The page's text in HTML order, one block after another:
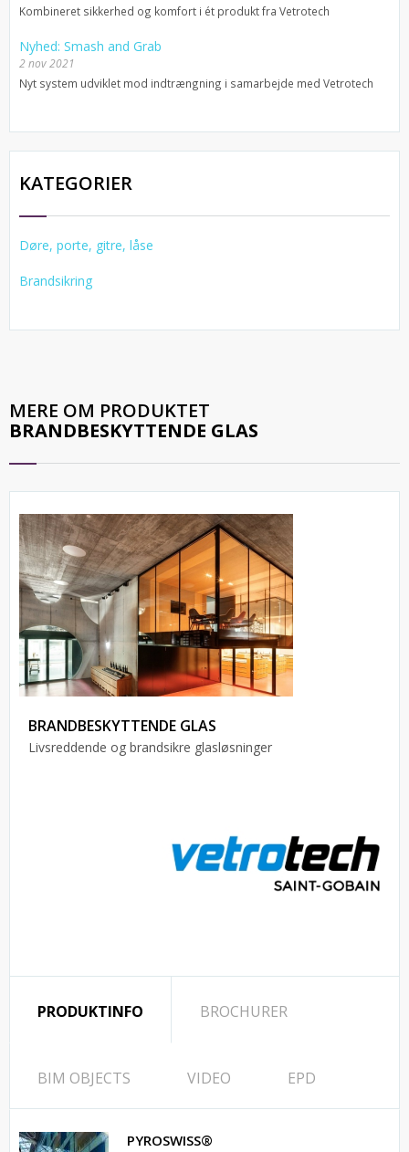
Kombineret sikkerhed og komfort i ét produkt fra Vetrotech
Nyhed: Smash and Grab
2 nov 2021
Nyt system udviklet mod indtrængning i samarbejde med Vetrotech
KATEGORIER
Døre, porte, gitre, låse
Brandsikring
MERE OM PRODUKTET
BRANDBESKYTTENDE GLAS
BRANDBESKYTTENDE GLAS
Livsreddende og brandsikre glasløsninger
PRODUKTINFO BROCHURER
BIM OBJECTS VIDEO EPD
PYROSWISS®